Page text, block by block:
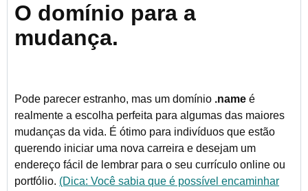
O domínio para a
mudança.
Pode parecer estranho, mas um domínio .name é
realmente a escolha perfeita para algumas das maiores
mudanças da vida. É ótimo para indivíduos que estão
querendo iniciar uma nova carreira e desejam um
endereço fácil de lembrar para o seu currículo online ou
portfólio. (Dica: Você sabia que é possível encaminhar